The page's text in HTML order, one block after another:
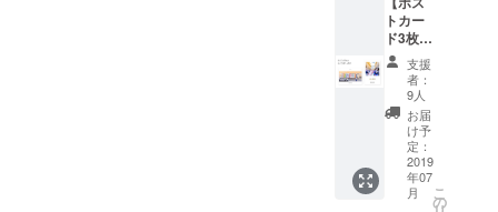
トカー
ド3枚
セッ
ト】 旅
先や日
常の写
真を、
ポスト
カード
にデザ
インし
支援
者：
9人
お届
け予
定：
2019
年07
月
こ
の